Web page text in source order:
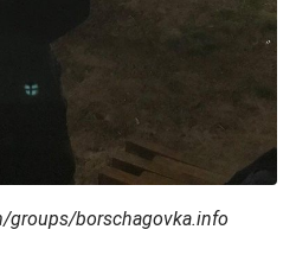
groups/borschagovka.info